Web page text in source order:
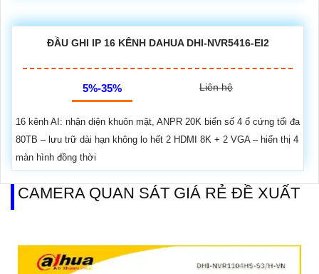
ĐẦU GHI IP 16 KÊNH DAHUA DHI-NVR5416-EI2
5%-35% Liên hệ
16 kênh AI: nhận diện khuôn mặt, ANPR 20K biển số 4 ổ cứng tối đa
80TB – lưu trữ dài hạn không lo hết 2 HDMI 8K + 2 VGA – hiển thị 4
màn hình đồng thời
CAMERA QUAN SÁT GIÁ RẺ ĐỀ XUẤT